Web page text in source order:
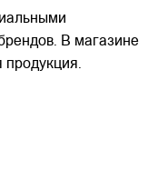
В магазине
продукция.